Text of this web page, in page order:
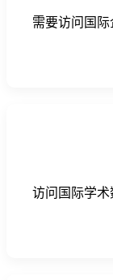
需要访问国
访问国际学